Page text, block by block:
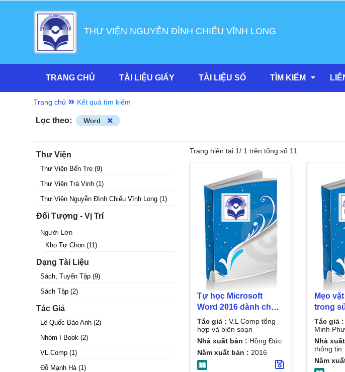
THƯ VIỆN NGUYỄN ĐÌNH CHIỂU VĨNH LONG
TRANG CHỦ TÀI LIỆU GIẤY TÀI LIỆU SỐ TÌM KIẾM
Trang chủ Kết quả tìm kiếm
Lọc theo: Word
Thư Viện
Thư Viện Bến Tre (9)
Thư Viện Trà Vinh (1)
Thư Viện Nguyễn Đình Chiểu Vĩnh Long (1)
Đối Tượng - Vị Trí
Người Lớn
Kho Tự Chọn (11)
Dạng Tài Liệu
Sách, Tuyển Tập (9)
Sách Tập (2)
Tác Giả
Lê Quốc Bảo Anh (2)
Nhóm I Book (2)
VL.Comp (1)
Đỗ Mạnh Hà(1)
Trang hiện tại 1/ 1 trên tổng số 11
Tự học Microsoft
Word 2016 dành cho
người mới bắt đầu:
Các thủ thuật và phím
tắt - Kèm CD bài tập/
V.L Comp tổng hợp và
biên soạn
Tác giả : V.L Comp tổng
hợp và biên soạn
Nhà xuất bản : Hồng Đức
Năm xuất bản : 2016
Mẹo
trong
Đỗ
Tác giả :
Minh
Nhà
thông tin
Năm